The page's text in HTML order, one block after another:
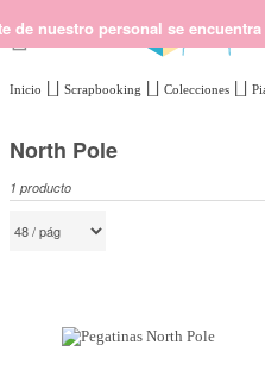
nuestro personal se
SCRAPBOOKING
MIXED MEDIA
CRAFT Y DIY
PAPELERÍA Y FIESTAS
CROCHET
Inicio Scrapbooking Colecciones
North Pole
1 producto